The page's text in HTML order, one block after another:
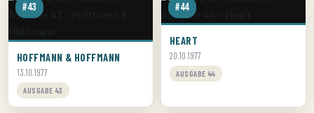
#43
HOFFMANN & HOFFMANN
13.10.1977
AUSGABE 43
#44
HEART
20.10.1977
AUSGABE 44